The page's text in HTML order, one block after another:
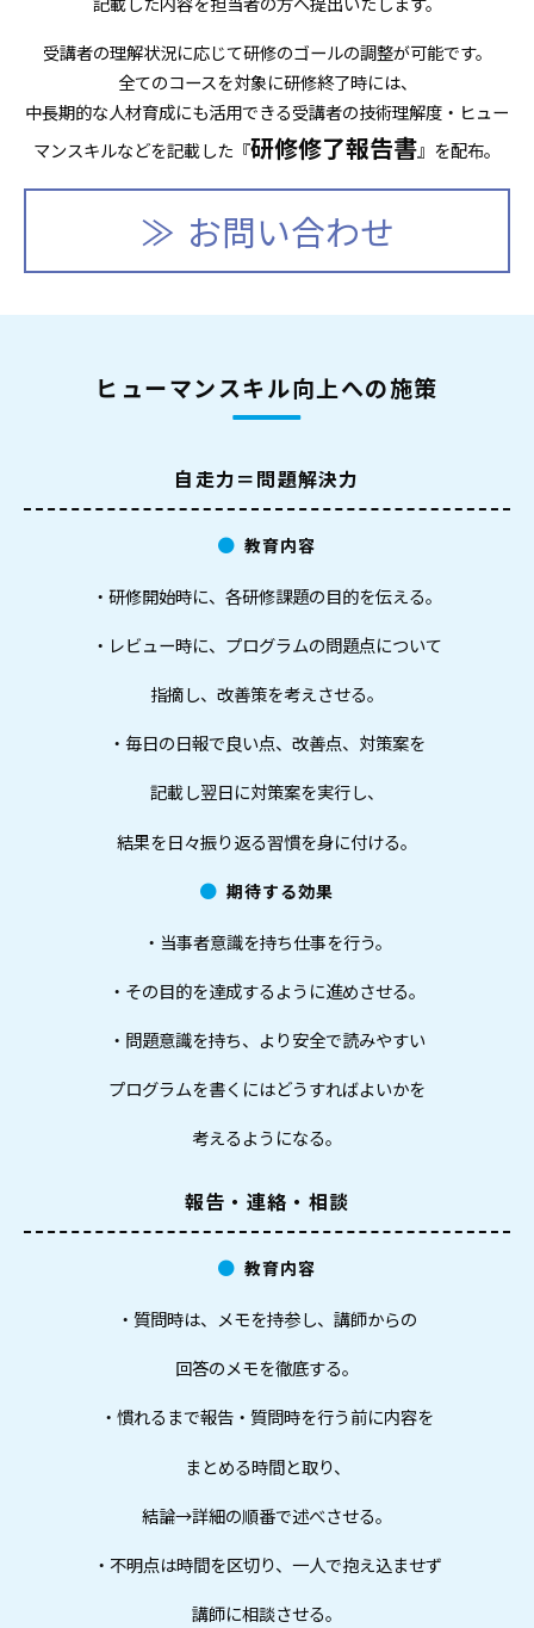
受講者の理解状況に応じて研修のゴールの調整が可能です。
全てのコースを対象に研修終了時には、
中長期的な人材育成にも活用できる受講者の技術理解度・ヒュー
マンスキルなどを記載した『研修修了報告書』を配布。
お問い合わせ
ヒューマンスキル向上への施策
自走力＝問題解決力
教育内容
・研修開始時に、各研修課題の目的を伝える。
・レビュー時に、プログラムの問題点について
指摘し、改善策を考えさせる。
・毎日の日報で良い点、改善点、対策案を
記載し翌日に対策案を実行し、
結果を日々振り返る習慣を身に付ける。
期待する効果
・当事者意識を持ち仕事を行う。
・その目的を達成するように進めさせる。
・問題意識を持ち、より安全で読みやすい
プログラムを書くにはどうすればよいかを
考えるようになる。
報告・連絡・相談
教育内容
・質問時は、メモを持参し、講師からの
回答のメモを徹底する。
・慣れるまで報告・質問時を行う前に内容を
まとめる時間と取り、
結論→詳細の順番で述べさせる。
・不明点は時間を区切り、一人で抱え込ませず
講師に相談させる。